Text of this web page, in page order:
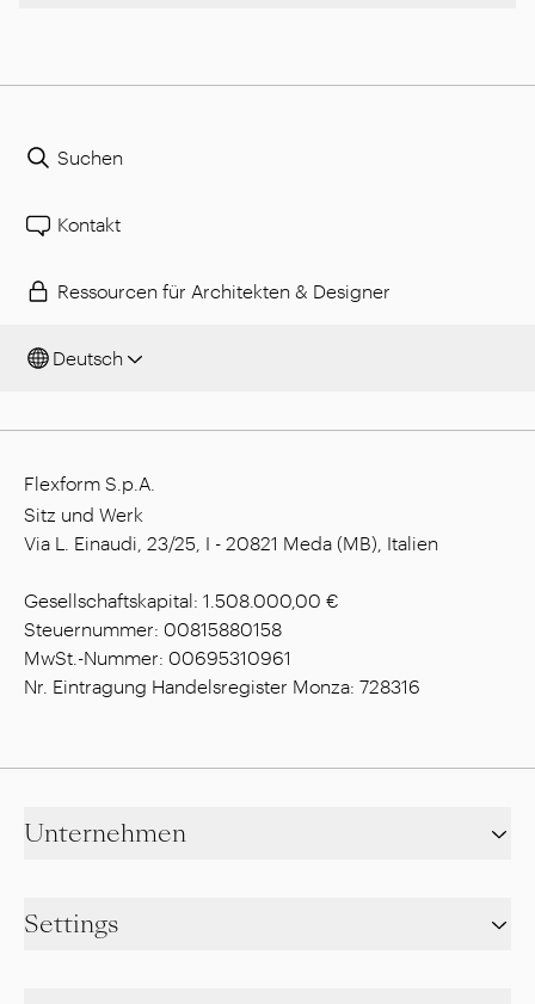
Suchen
Kontakt
Ressourcen für Architekten & Designer
Deutsch
Flexform S.p.A.
Sitz und Werk
Via L. Einaudi, 23/25, I - 20821 Meda (MB), Italien
Gesellschaftskapital: 1.508.000,00 €
Steuernummer: 00815880158
MwSt.-Nummer: 00695310961
Nr. Eintragung Handelsregister Monza: 728316
Unternehmen
Settings